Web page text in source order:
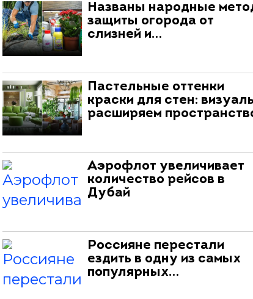
Названы народные
защиты огорода от
слизней и…
Пастельные оттенки
краски для стен:
расширяем
Аэрофлот увеличивает
количество рейсов в
Дубай
Россияне перестали
ездить в одну из самых
популярных…